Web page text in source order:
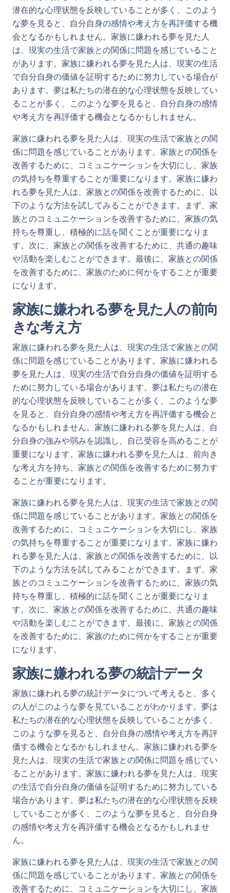
潜在的な心理状態を反映していることが多く、このよう
な夢を見ると、自分自身の感情や考え方を再評価する機
会となるかもしれません。家族に嫌われる夢を見た人
は、現実の生活で家族との関係に問題を感じていること
があります。家族に嫌われる夢を見た人は、現実の生活
で自分自身の価値を証明するために努力している場合が
あります。夢は私たちの潜在的な心理状態を反映してい
ることが多く、このような夢を見ると、自分自身の感情
や考え方を再評価する機会となるかもしれません。
家族に嫌われる夢を見た人は、現実の生活で家族との関
係に問題を感じていることがあります。家族との関係を
改善するために、コミュニケーションを大切にし、家族
の気持ちを尊重することが重要になります。家族に嫌わ
れる夢を見た人は、家族との関係を改善するために、以
下のような方法を試してみることができます。まず、家
族とのコミュニケーションを改善するために、家族の気
持ちを尊重し、積極的に話を聞くことが重要になりま
す。次に、家族との関係を改善するために、共通の趣味
や活動を楽しむことができます。最後に、家族との関係
を改善するために、家族のために何かをすることが重要
になります。
家族に嫌われる夢を見た人の前向
きな考え方
家族に嫌われる夢を見た人は、現実の生活で家族との関
係に問題を感じていることがあります。家族に嫌われる
夢を見た人は、現実の生活で自分自身の価値を証明する
ために努力している場合があります。夢は私たちの潜在
的な心理状態を反映していることが多く、このような夢
を見ると、自分自身の感情や考え方を再評価する機会と
なるかもしれません。家族に嫌われる夢を見た人は、自
分自身の強みや弱みを認識し、自己受容を高めることが
重要になります。家族に嫌われる夢を見た人は、前向き
な考え方を持ち、家族との関係を改善するために努力す
ることが重要になります。
家族に嫌われる夢を見た人は、現実の生活で家族との関
係に問題を感じていることがあります。家族との関係を
改善するために、コミュニケーションを大切にし、家族
の気持ちを尊重することが重要になります。家族に嫌わ
れる夢を見た人は、家族との関係を改善するために、以
下のような方法を試してみることができます。まず、家
族とのコミュニケーションを改善するために、家族の気
持ちを尊重し、積極的に話を聞くことが重要になりま
す。次に、家族との関係を改善するために、共通の趣味
や活動を楽しむことができます。最後に、家族との関係
を改善するために、家族のために何かをすることが重要
になります。
家族に嫌われる夢の統計データ
家族に嫌われる夢の統計データについて考えると、多く
の人がこのような夢を見ていることがわかります。夢は
私たちの潜在的な心理状態を反映していることが多く、
このような夢を見ると、自分自身の感情や考え方を再評
価する機会となるかもしれません。家族に嫌われる夢を
見た人は、現実の生活で家族との関係に問題を感じてい
ることがあります。家族に嫌われる夢を見た人は、現実
の生活で自分自身の価値を証明するために努力している
場合があります。夢は私たちの潜在的な心理状態を反映
していることが多く、このような夢を見ると、自分自身
の感情や考え方を再評価する機会となるかもしれませ
ん。
家族に嫌われる夢を見た人は、現実の生活で家族との関
係に問題を感じていることがあります。家族との関係を
改善するために、コミュニケーションを大切にし、家族